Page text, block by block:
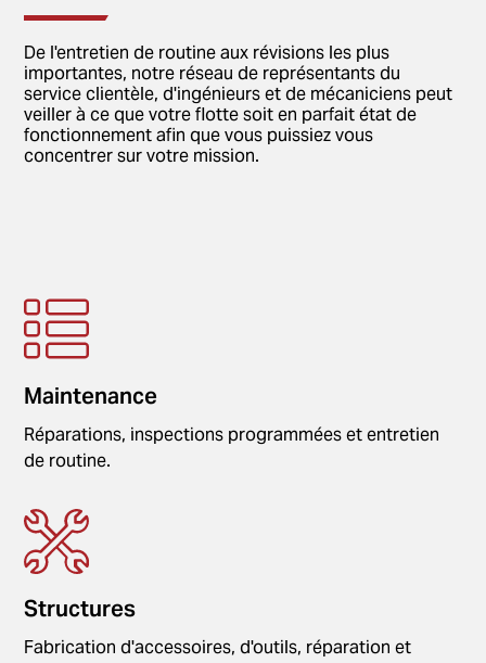
De l'entretien de routine aux révisions les plus
importantes, notre réseau de représentants du
service clientèle, d'ingénieurs et de mécaniciens peut
veiller à ce que votre flotte soit en parfait état de
fonctionnement afin que vous puissiez vous
concentrer sur votre mission.
Maintenance
Réparations, inspections programmées et entretien
de routine.
Structures
Fabrication d'accessoires, d'outils, réparation et